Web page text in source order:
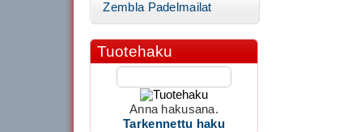
Zembla Padelmailat
Tuotehaku
Anna hakusana.
Tarkennettu haku